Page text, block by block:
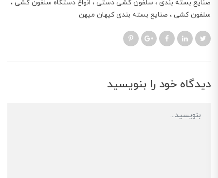
صنایع بسته بندی سلفون کشی دستی
انواع دستگاه سلفون کشی
سلفون کشی
صنایع بسته بندی کیهان میهن
دیدگاه خود را بنویسید